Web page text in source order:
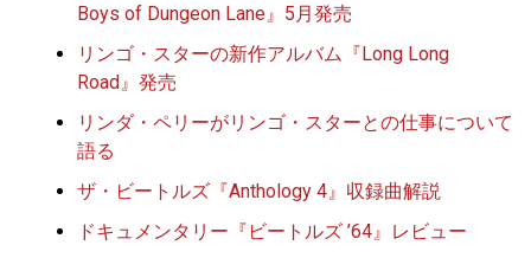
Boys of Dungeon Lane』5月発売
リンゴ・スターの新作アルバム『Long Long
Road』発売
リンダ・ペリーがリンゴ・スターとの仕事について
語る
ザ・ビートルズ『Anthology 4』収録曲解説
ドキュメンタリー『ビートルズ ’64』レビュー